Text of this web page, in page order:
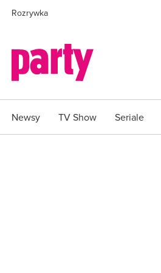
Rozrywka
Newsy TV Show Seriale